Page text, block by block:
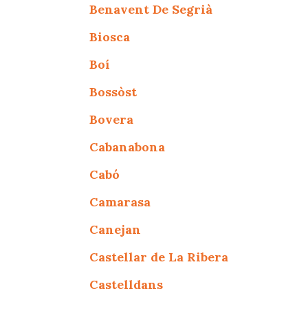
Benavent De Segrià
Biosca
Boí
Bossòst
Bovera
Cabanabona
Cabó
Camarasa
Canejan
Castellar de La Ribera
Castelldans